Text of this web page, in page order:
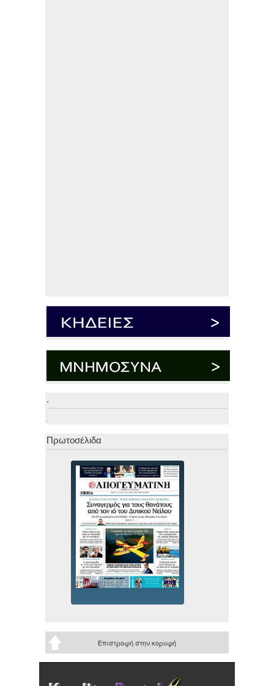
.
.
Πρωτοσέλιδα
Επιστροφή στην κορυφή